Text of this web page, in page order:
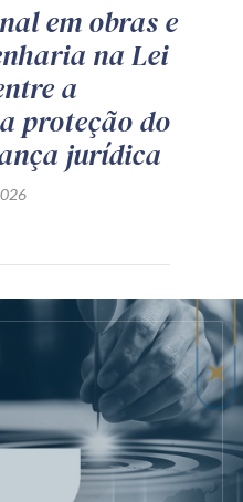
em obras e
na Lei
a
proteção do
jurídica